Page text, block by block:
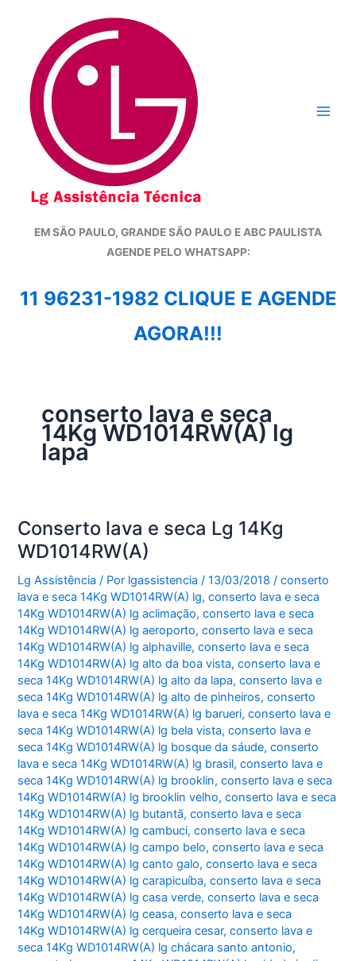
conteúdo
EM SÃO PAULO, GRANDE SÃO PAULO E ABC PAULISTA
AGENDE PELO WHATSAPP:
11 96231-1982 CLIQUE E AGENDE
AGORA!!!
conserto lava e seca
14Kg WD1014RW(A) lg
lapa
Conserto lava e seca Lg 14Kg
WD1014RW(A)
Lg Assistência / Por lgassistencia/13/03/2018 /conserto
lava e seca 14Kg WD1014RW(A) lg,conserto lava e seca
14Kg WD1014RW(A) lg aclimação,conserto lava e seca
14Kg WD1014RW(A) lg aeroporto,conserto lava e seca
14Kg WD1014RW(A) lg alphaville,conserto lava e seca
14Kg WD1014RW(A) lg alto da boa vista,conserto lava e
seca 14Kg WD1014RW(A) lg alto da lapa,conserto lava e
seca 14Kg WD1014RW(A) lg alto de pinheiros,conserto
lava e seca 14Kg WD1014RW(A) lg barueri,conserto lava e
seca 14Kg WD1014RW(A) lg bela vista,conserto lava e
seca 14Kg WD1014RW(A) lg bosque da sáude,conserto
lava e seca 14Kg WD1014RW(A) lg brasil,conserto lava e
seca 14Kg WD1014RW(A) lg brooklin,conserto lava e seca
14Kg WD1014RW(A) lg brooklin velho,conserto lava e seca
14Kg WD1014RW(A) lg butantã,conserto lava e seca
14Kg WD1014RW(A) lg cambuci,conserto lava e seca
14Kg WD1014RW(A) lg campo belo,conserto lava e seca
14Kg WD1014RW(A) lg canto galo,conserto lava e seca
14Kg WD1014RW(A) lg carapicuíba,conserto lava e seca
14Kg WD1014RW(A) lg casa verde,conserto lava e seca
14Kg WD1014RW(A) lg ceasa,conserto lava e seca
14Kg WD1014RW(A) lg cerqueira cesar,conserto lava e
seca 14Kg WD1014RW(A) lg chácara santo antonio,